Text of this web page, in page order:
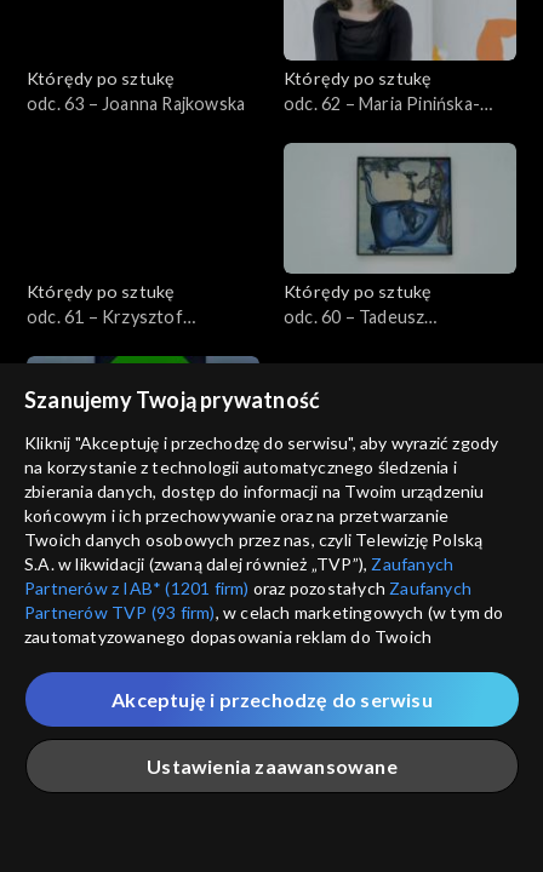
Którędy po sztukę
odc. 63 – Joanna Rajkowska
Którędy po sztukę
odc. 62 – Maria Pinińska-
Którędy po sztukę
odc. 61 – Krzysztof
Którędy po sztukę
odc. 60 – Tadeusz
Którędy po sztukę
odc. 59 – Izabella Gustowska
Którędy po sztukę
odc. 58 – Maria Jarema
Którędy po sztukę
odc. 57 – Waldemar
Cwenarski
Którędy po sztukę
odc. 56 – Grupa Luxus
Szanujemy Twoją prywatność
Kliknij "Akceptuję i przechodzę do serwisu", aby wyrazić zgody
na korzystanie z technologii automatycznego śledzenia i
zbierania danych, dostęp do informacji na Twoim urządzeniu
końcowym i ich przechowywanie oraz na przetwarzanie
Twoich danych osobowych przez nas, czyli Telewizję Polską
S.A. w likwidacji (zwaną dalej również „TVP”), Zaufanych
Partnerów z IAB* (1201 firm) oraz pozostałych Zaufanych
Partnerów TVP (93 firm), w celach marketingowych (w tym do
zautomatyzowanego dopasowania reklam do Twoich
które wskazujemy poniżej, a także zgody na udostępnianie
przez nas identyfikatora PPID do Google.
Twoje dane osobowe zbierane podczas odwiedzania przez
Ciebie naszych
poszczególnych serwisówzwanych dalej
„Portalem”, w tym informacje zapisywane za pomocą
Ustawienia zaawansowane
Akceptuję i przechodzę do serwisu